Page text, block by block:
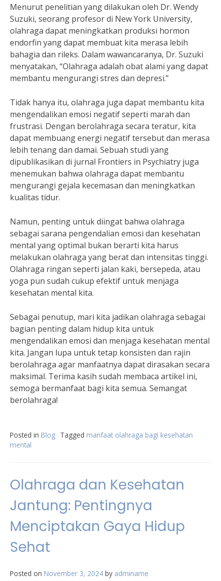
Menurut penelitian yang dilakukan oleh Dr. Wendy
Suzuki, seorang profesor di New York University,
olahraga dapat meningkatkan produksi hormon
endorfin yang dapat membuat kita merasa lebih
bahagia dan rileks. Dalam wawancaranya, Dr. Suzuki
menyatakan, “Olahraga adalah obat alami yang dapat
membantu mengurangi stres dan depresi.”
Tidak hanya itu, olahraga juga dapat membantu kita
mengendalikan emosi negatif seperti marah dan
frustrasi. Dengan berolahraga secara teratur, kita
dapat membuang energi negatif tersebut dan merasa
lebih tenang dan damai. Sebuah studi yang
dipublikasikan di jurnal Frontiers in Psychiatry juga
menemukan bahwa olahraga dapat membantu
mengurangi gejala kecemasan dan meningkatkan
kualitas tidur.
Namun, penting untuk diingat bahwa olahraga
sebagai sarana pengendalian emosi dan kesehatan
mental yang optimal bukan berarti kita harus
melakukan olahraga yang berat dan intensitas tinggi.
Olahraga ringan seperti jalan kaki, bersepeda, atau
yoga pun sudah cukup efektif untuk menjaga
kesehatan mental kita.
Sebagai penutup, mari kita jadikan olahraga sebagai
bagian penting dalam hidup kita untuk
mengendalikan emosi dan menjaga kesehatan mental
kita. Jangan lupa untuk tetap konsisten dan rajin
berolahraga agar manfaatnya dapat dirasakan secara
maksimal. Terima kasih sudah membaca artikel ini,
semoga bermanfaat bagi kita semua. Semangat
berolahraga!
Posted in Blog Tagged manfaat olahraga bagi kesehatan
mental
Olahraga dan Kesehatan
Jantung: Pentingnya
Menciptakan Gaya Hidup
Sehat
Posted on November 3, 2024 by adminame